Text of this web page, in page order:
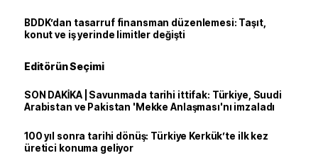
BDDK’dan tasarruf finansman düzenlemesi: Taşıt,
konut ve iş yerinde limitler değişti
Editörün Seçimi
SON DAKİKA | Savunmada tarihi ittifak: Türkiye, Suudi
Arabistan ve Pakistan 'Mekke Anlaşması'nı imzaladı
100 yıl sonra tarihi dönüş: Türkiye Kerkük’te ilk kez
üretici konuma geliyor